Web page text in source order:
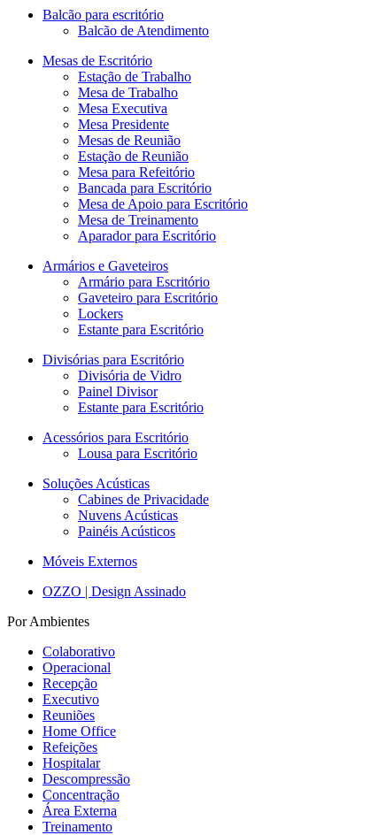
Balcão para escritório
Balcão de Atendimento
Mesas de Escritório
Estação de Trabalho
Mesa de Trabalho
Mesa Executiva
Mesa Presidente
Mesas de Reunião
Estação de Reunião
Mesa para Refeitório
Bancada para Escritório
Mesa de Apoio para Escritório
Mesa de Treinamento
Aparador para Escritório
Armários e Gaveteiros
Armário para Escritório
Gaveteiro para Escritório
Lockers
Estante para Escritório
Divisórias para Escritório
Divisória de Vidro
Painel Divisor
Estante para Escritório
Acessórios para Escritório
Lousa para Escritório
Soluções Acústicas
Cabines de Privacidade
Nuvens Acústicas
Painéis Acústicos
Móveis Externos
OZZO | Design Assinado
Por Ambientes
Colaborativo
Operacional
Recepção
Executivo
Reuniões
Home Office
Refeições
Hospitalar
Descompressão
Concentração
Área Externa
Treinamento